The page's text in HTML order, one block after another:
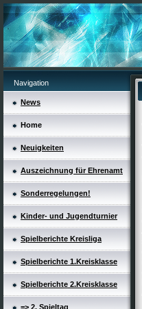
Navigation
News
Home
Neuigkeiten
Auszeichnung für Ehrenamt
Sonderregelungen!
Kinder- und Jugendturnier
Spielberichte Kreisliga
Spielberichte 1.Kreisklasse
Spielberichte 2.Kreisklasse
=> 2. Spieltag